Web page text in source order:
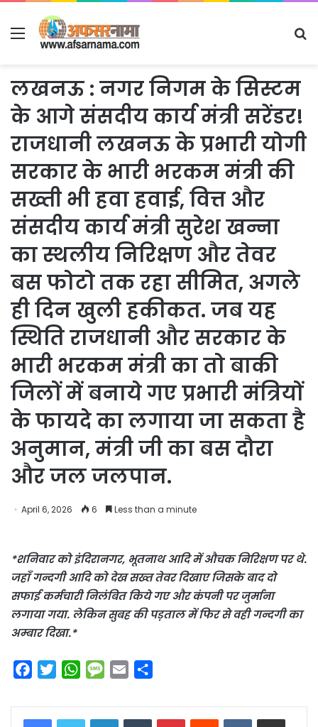
Menu
लखनऊ : नगर निगम के सिस्टम
के आगे संसदीय कार्य मंत्री सरेंडर!
राजधानी लखनऊ के प्रभारी योगी
सरकार के भारी भरकम मंत्री की
सख्ती भी हवा हवाई, वित्त और
संसदीय कार्य मंत्री सुरेश खन्ना
का स्थलीय निरिक्षण और तेवर
बस फोटो तक रहा सीमित, अगले
ही दिन खुली हकीकत. जब यह
स्थिति राजधानी और सरकार के
भारी भरकम मंत्री का तो बाकी
जिलों में बनाये गए प्रभारी मंत्रियों
के फायदे का लगाया जा सकता है
अनुमान, मंत्री जी का बस दौरा
और जल जलपान.
April 6, 2026 6 Less than a minute
*शनिवार को इंदिरानगर, भूतनाथ आदि में औचक निरिक्षण पर थे.
जहाँ गन्दगी आदि को देख सख्त तेवर दिखाए जिसके बाद दो
सफाई कर्मचारी निलंबित किये गए और कंपनी पर जुर्माना
लगाया गया. लेकिन सुबह की पड़ताल में फिर से वही गन्दगी का
अम्बार दिखा.*
c
i
W
a
M
s
a
a
LinkedInTumblrPinterestReddit VKontakteShare via Email